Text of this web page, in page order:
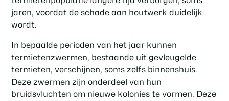
jaren, voordat de schade aan houtwerk duidelijk
wordt.
In bepaalde perioden van het jaar kunnen
termietenzwermen, bestaande uit gevleugelde
termieten, verschijnen, soms zelfs binnenshuis.
Deze zwermen zijn onderdeel van hun
bruidsvluchten om nieuwe kolonies te vormen. Deze